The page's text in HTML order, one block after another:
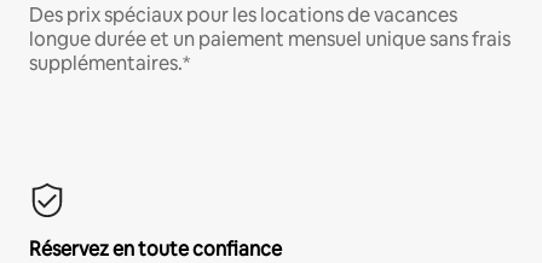
Des prix spéciaux pour les locations de vacances
longue durée et un paiement mensuel unique sans frais
supplémentaires.*
Réservez en toute confiance